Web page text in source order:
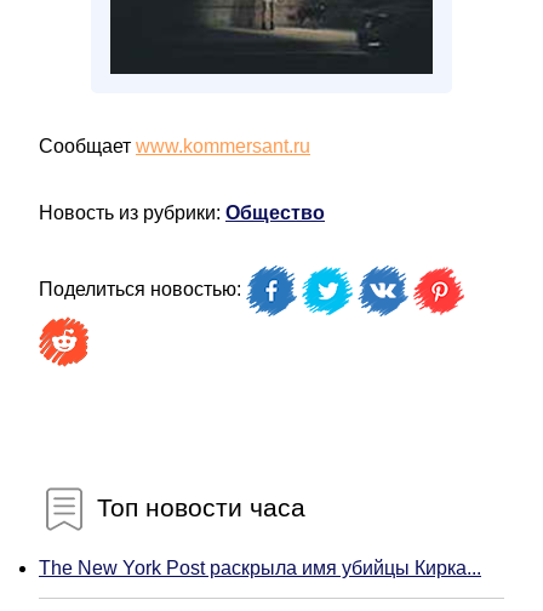
Сообщает www.kommersant.ru
Новость из рубрики: Общество
Поделиться новостью:
Топ новости часа
The New York Post раскрыла имя убийцы Кирка...